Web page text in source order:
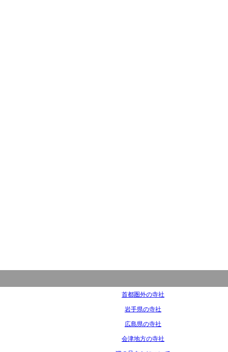
首都圏外の寺社
岩手県の寺社
広島県の寺社
会津地方の寺社